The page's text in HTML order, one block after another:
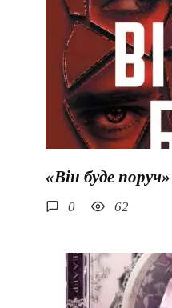
«Він буде
0 62